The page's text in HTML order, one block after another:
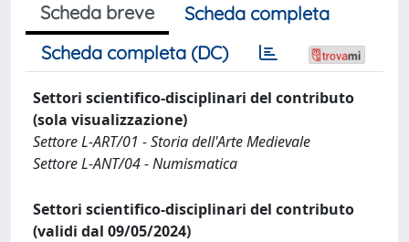
Scheda breve
Scheda completa
Scheda completa (DC)
Settori scientifico-disciplinari del contributo
(sola visualizzazione)
Settore L-ART/01 - Storia dell'Arte Medievale
Settore L-ANT/04 - Numismatica
Settori scientifico-disciplinari del contributo
(validi dal 09/05/2024)